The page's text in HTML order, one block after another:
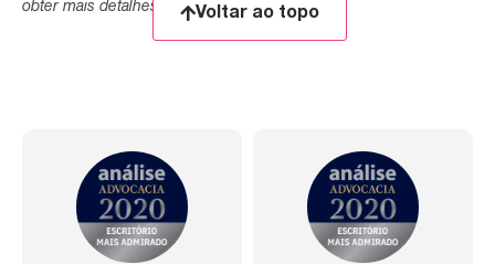
obter mais detalhes.
Voltar ao topo